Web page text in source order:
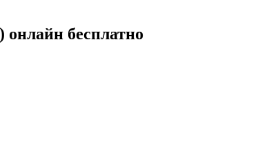
бесплатно